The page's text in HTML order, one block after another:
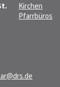
Kirchen
Pfarrbüros